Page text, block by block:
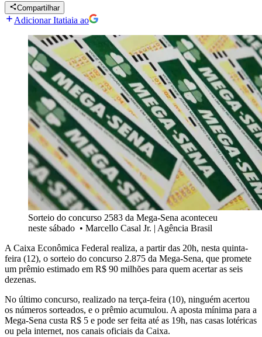
Compartilhar
Adicionar Itatiaia ao
Sorteio do concurso 2583 da Mega-Sena aconteceu
neste sábado • Marcello Casal Jr. | Agência Brasil
A Caixa Econômica Federal realiza, a partir das 20h, nesta quinta-
feira (12), o sorteio do concurso 2.875 da Mega-Sena, que promete
um prêmio estimado em R$ 90 milhões para quem acertar as seis
dezenas.
No último concurso, realizado na terça-feira (10), ninguém acertou
os números sorteados, e o prêmio acumulou. A aposta mínima para a
Mega-Sena custa R$ 5 e pode ser feita até as 19h, nas casas lotéricas
ou pela internet, nos canais oficiais da Caixa.